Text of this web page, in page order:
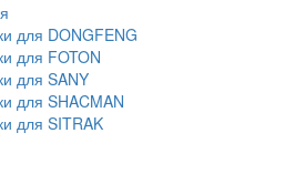
для DONGFENG
для FOTON
для SANY
для SHACMAN
для SITRAK